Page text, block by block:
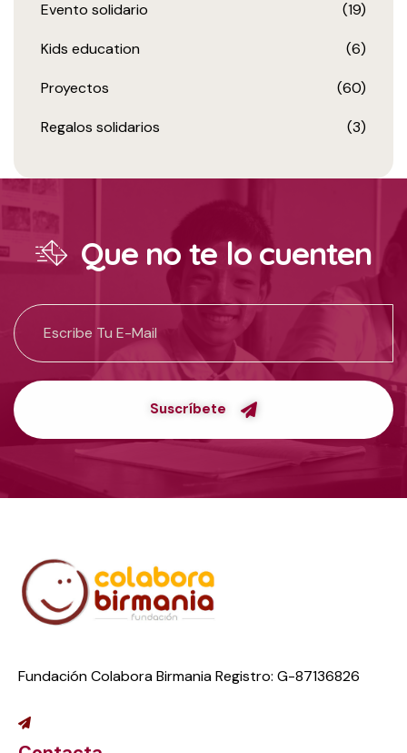
Evento solidario (19)
Kids education (6)
Proyectos (60)
Regalos solidarios (3)
Que no te lo cuenten
Suscríbete
Fundación Colabora Birmania Registro: G-87136826